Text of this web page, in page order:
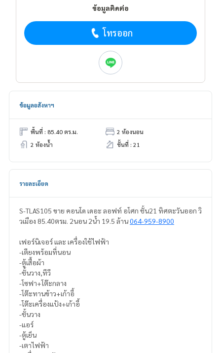
ข้อมูลติดต่อ
โทรออก
ข้อมูลอสังหาฯ
พื้นที่ : 85.40 ตร.ม.
2 ห้องนอน
2 ห้องน้ำ
ชั้นที่ : 21
รายละเอียด
S-TLAS105 ขาย คอนโด เดอะ ลอฟท์ อโศก ชั้น21 ทิศตะวันออก วิ
วเมือง 85.40ตรม. 2นอน 2น้ำ 19.5 ล้าน064-959-8900
เฟอร์นิเจอร์ และ เครื่องใช้ไฟฟ้า
-เตียงพร้อมที่นอน
-ตู้เสื้อผ้า
-ชั้นวาง,ทีวี
-โซฟา+โต๊ะกลาง
-โต๊ะทานข้าว+เก้าอี้
-โต๊ะเครื่องแป้ง+เก้าอี้
-ชั้นวาง
-แอร์
-ตู้เย็น
-เตาไฟฟ้า